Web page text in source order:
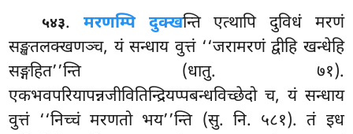
५४३. मरणम्पि दुक्खन्ति एत्थापि दुविधं मरणं
सङ्खतलक्खणञ्च, यं सन्धाय वुत्तं ‘‘जरामरणं द्वीहि खन्धेहि
सङ्गहित’’न्ति (धातु. ७१).
एकभवपरियापन्नजीवितिन्द्रियप्पबन्धविच्छेदो च, यं सन्धाय
वुत्तं ‘‘निच्चं मरणतो भय’’न्ति (सु. नि. ५८१). तं इध